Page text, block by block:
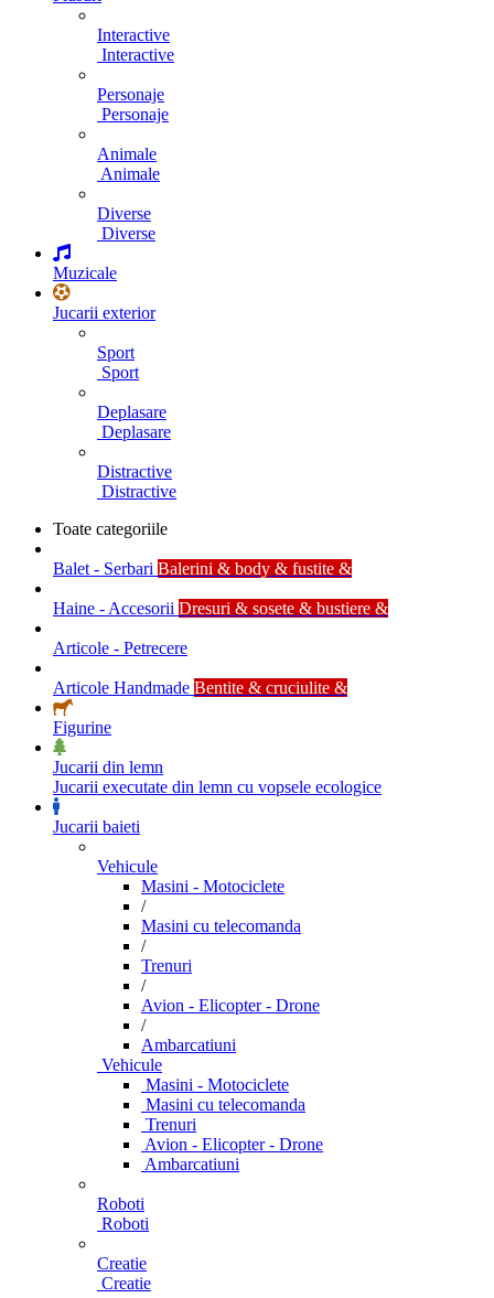
Interactive
Interactive
Personaje
Personaje
Animale
Animale
Diverse
Diverse
Muzicale
Jucarii exterior
Sport
Sport
Deplasare
Deplasare
Distractive
Distractive
Toate categoriile
Balet - Serbari Balerini & body & fustite &
Haine - Accesorii Dresuri & sosete & bustiere &
Articole - Petrecere
Articole Handmade Bentite & cruciulite &
Figurine
Jucarii din lemn
Jucarii executate din lemn cu vopsele ecologice
Jucarii baieti
Vehicule
Masini - Motociclete
/
Masini cu telecomanda
/
Trenuri
/
Avion - Elicopter - Drone
/
Ambarcatiuni
Vehicule
Masini - Motociclete
Masini cu telecomanda
Trenuri
Avion - Elicopter - Drone
Ambarcatiuni
Roboti
Roboti
Creatie
Creatie